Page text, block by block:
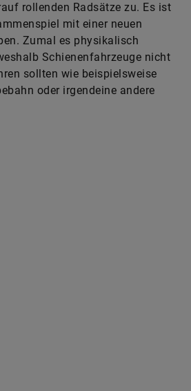
rollenden Radsätze zu. Es ist
mit einer neuen
Zumal es physikalisch
Schienenfahrzeuge nicht
sollten wie beispielsweise
oder irgendeine andere